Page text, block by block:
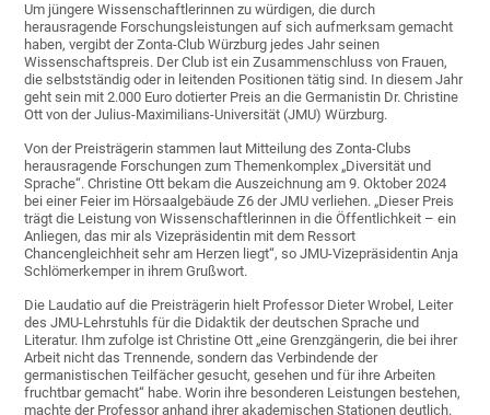
Um jüngere Wissenschaftlerinnen zu würdigen, die durch
herausragende Forschungsleistungen auf sich aufmerksam gemacht
haben, vergibt der Zonta-Club Würzburg jedes Jahr seinen
Wissenschaftspreis. Der Club ist ein Zusammenschluss von Frauen,
die selbstständig oder in leitenden Positionen tätig sind. In diesem Jahr
geht sein mit 2.000 Euro dotierter Preis an die Germanistin Dr. Christine
Ott von der Julius-Maximilians-Universität (JMU) Würzburg.
Von der Preisträgerin stammen laut Mitteilung des Zonta-Clubs
herausragende Forschungen zum Themenkomplex „Diversität und
Sprache“. Christine Ott bekam die Auszeichnung am 9. Oktober 2024
bei einer Feier im Hörsaalgebäude Z6 der JMU verliehen. „Dieser Preis
trägt die Leistung von Wissenschaftlerinnen in die Öffentlichkeit – ein
Anliegen, das mir als Vizepräsidentin mit dem Ressort
Chancengleichheit sehr am Herzen liegt“, so JMU-Vizepräsidentin Anja
Schlömerkemper in ihrem Grußwort.
Die Laudatio auf die Preisträgerin hielt Professor Dieter Wrobel, Leiter
des JMU-Lehrstuhls für die Didaktik der deutschen Sprache und
Literatur. Ihm zufolge ist Christine Ott „eine Grenzgängerin, die bei ihrer
Arbeit nicht das Trennende, sondern das Verbindende der
germanistischen Teilfächer gesucht, gesehen und für ihre Arbeiten
fruchtbar gemacht“ habe. Worin ihre besonderen Leistungen bestehen,
machte der Professor anhand ihrer akademischen Stationen deutlich.